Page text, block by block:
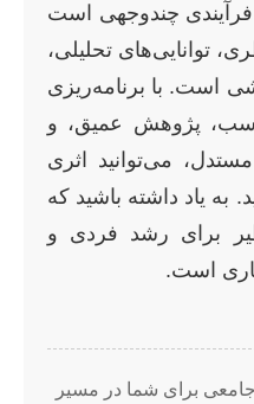
فرآیندی چندوجهی است
توانایی‌های تحلیلی،
است. با برنامه‌ریزی
پژوهش عمیق، و
می‌توانید اثری
به یاد داشته باشید که
برای رشد فردی و
است.
جامعی برای شما در مسیر